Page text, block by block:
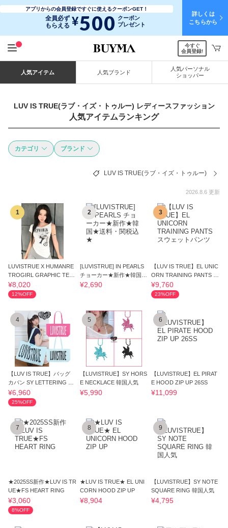
アプリからの会員登録ですぐに使えるクーポンGET！
全員必ず
もらえる ¥500 クーポン
プレゼント
詳しくは
こちらから
今すぐ
会員登録!
人気アイテム 人気ブランド
人気パーソナル
ショッパー
LUV IS TRUE(ラブ・イズ・トゥルー) レディースファッション
人気アイテムランキング
カテゴリ ブランド
LUV IS TRUE(ラブ・イズ・トゥルー)
2026.8.6 更新
1
LUVISTRUE X HUMANRE
TROGIRL GRAPHIC TEE
(WHITE)
¥8,020
12%OFF
2
[LUVISTRUE] IN PEARLS
チョーカー★新作★韓国★
送料・関税込★
¥2,690
3
【LUV IS TRUE】EL UNIC
ORN TRAINING PANTS ス
ウェットパンツ
¥9,760
23%OFF
4
【LUV IS TRUE】バッグ
カバン SY LETTERING TO
TE BAG 2色
¥6,960
25%OFF
5
【LUVISTRUE】SY HORS
E NECKLACE 韓国人気
¥5,990
6
【LUVISTRUE】EL PIRAT
E HOOD ZIP UP 26SS
¥11,099
7
★2025SS新作★LUV IS TR
UE★FS HEART RING
¥3,060
8%OFF
8
★LUV IS TRUE★ EL UNI
CORN HOOD ZIP UP
¥8,904
9
【LUVISTRUE】SY NOTE
SQUARE RING 韓国人気
¥4,795